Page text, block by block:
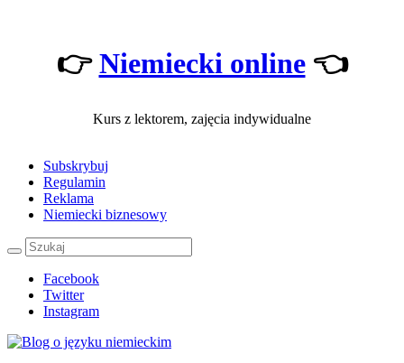
👉Niemiecki online👈
Kurs z lektorem, zajęcia indywidualne
Subskrybuj
Regulamin
Reklama
Niemiecki biznesowy
Facebook
Twitter
Instagram